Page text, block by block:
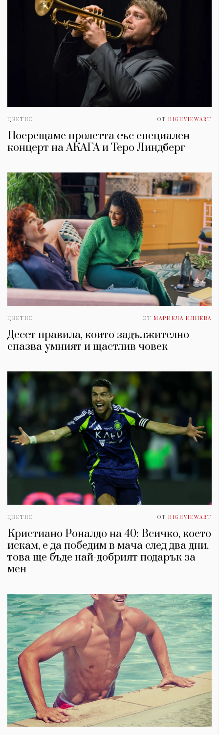
ЦВЕТНО ОТ HIGHVIEWART
Посрещаме пролетта със специален
концерт на АКАГА и Теро Линдберг
ЦВЕТНО ОТ МАРИЕЛА ИЛИЕВА
Десет правила, които задължително
спазва умният и щастлив човек
ЦВЕТНО ОТ HIGHVIEWART
Кристиано Роналдо на 40: Всичко, което
искам, е да победим в мача след два дни,
това ще бъде най-добрият подарък за
мен